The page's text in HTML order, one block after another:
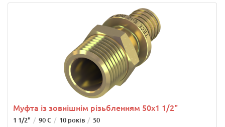
Муфта із зовнішнім різьбленням 50х1 1/2"
1 1/2" 90 С 10 років 50